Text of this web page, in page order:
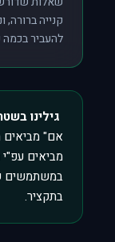
להעביר בכמה
גילינו
אם" מביאים
מביאים
במשתמשים
בתקציר.